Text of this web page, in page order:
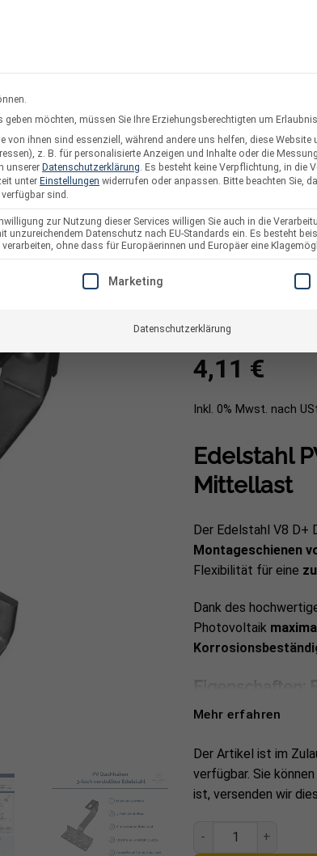
Solarzaun & Fassade Unterkonstruktion
V8 D+
MT117
4,11 €
Inkl. 0% Mwst. nach
Edelstahl
Mittellast
Der Edelstahl V8 D+
Montageschienen
Flexibilität für eine
Dank des
Photovoltaik
MT117 –
Material: A2
Dachhaken-
Ziegeltyp:
Mehr erfahren
Der Artikel ist im
verfügbar. Sie
ist, versenden wir
V8 D+ Dachhaken
möchten, müssen Sie Ihre Erziehungsberechtigten um
ihnen sind essenziell, während andere uns helfen, diese Website
z. B. für personalisierte Anzeigen und Inhalte oder die
unserer Datenschutzerklärung. Es besteht keine Verpflichtung, in die
unter Einstellungen widerrufen oder anpassen. Bitte beachten Sie,
sind.
zur Nutzung dieser Services willigen Sie auch in die
unzureichendem Datenschutz nach EU-Standards ein. Es besteht
ohne dass für Europäerinnen und Europäer eine
EINWILLIGUNG ERTEILT WERDEN KANN. DIE
Marketing
Datenschutzerklärung